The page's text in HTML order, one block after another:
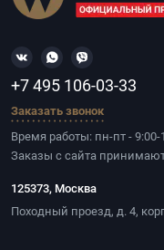
+7 495 106-03-33
Заказать звонок
Время работы: пн-пт -
Заказы с сайта
125373, Москва
Походный проезд, д. 4,